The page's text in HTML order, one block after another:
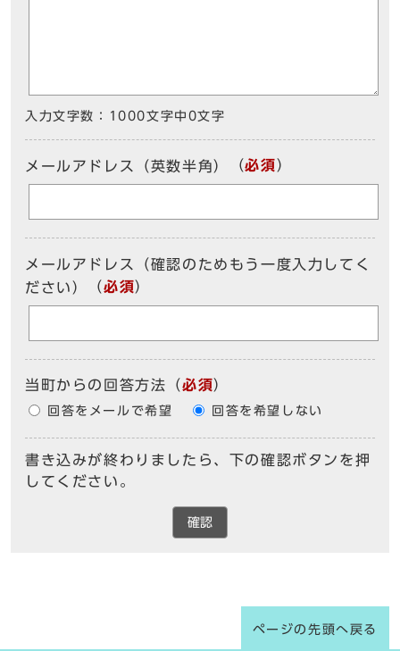
入力文字数： 1000文字中 0文字
メールアドレス（英数半角） （必須）
メールアドレス（確認のためもう一度入力してく
ださい）
（必須）
当町からの回答方法 （必須）
回答をメールで希望 回答を希望しない
書き込みが終わりましたら、下の確認ボタンを押
してください。
確認
ページの先頭へ戻る